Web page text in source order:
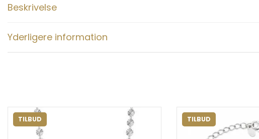
Beskrivelse
Yderligere information
TILBUD TILBUD